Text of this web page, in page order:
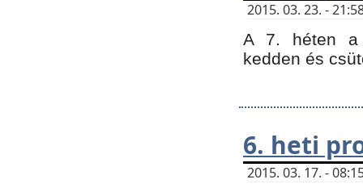
2015. 03. 23. -
A 7. héten a
kedden és
6. heti
2015. 03. 17. -